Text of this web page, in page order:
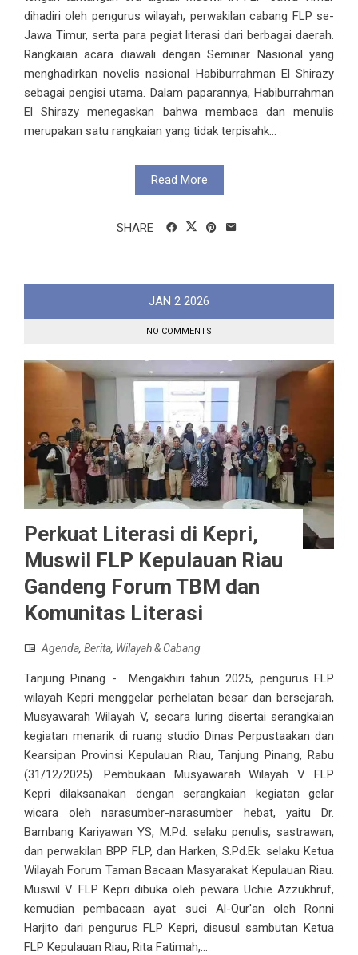
dihadiri oleh pengurus wilayah, perwakilan cabang FLP se-
Jawa Timur, serta para pegiat literasi dari berbagai daerah.
Rangkaian acara diawali dengan Seminar Nasional yang
menghadirkan novelis nasional Habiburrahman El Shirazy
sebagai pengisi utama. Dalam paparannya, Habiburrahman
El Shirazy menegaskan bahwa membaca dan menulis
merupakan satu rangkaian yang tidak terpisahk...
Read More
SHARE
JAN 2 2026
NO COMMENTS
Perkuat Literasi di Kepri,
Muswil FLP Kepulauan Riau
Gandeng Forum TBM dan
Komunitas Literasi
Agenda, Berita, Wilayah & Cabang
Tanjung Pinang - Mengakhiri tahun 2025, pengurus FLP
wilayah Kepri menggelar perhelatan besar dan bersejarah,
Musyawarah Wilayah V, secara luring disertai serangkaian
kegiatan menarik di ruang studio Dinas Perpustaakan dan
Kearsipan Provinsi Kepulauan Riau, Tanjung Pinang, Rabu
(31/12/2025). Pembukaan Musyawarah Wilayah V FLP
Kepri dilaksanakan dengan serangkaian kegiatan gelar
wicara oleh narasumber-narasumber hebat, yaitu Dr.
Bambang Kariyawan YS, M.Pd. selaku penulis, sastrawan,
dan perwakilan BPP FLP, dan Harken, S.Pd.Ek. selaku Ketua
Wilayah Forum Taman Bacaan Masyarakat Kepulauan Riau.
Muswil V FLP Kepri dibuka oleh pewara Uchie Azzukhruf,
kemudian pembacaan ayat suci Al-Qur'an oleh Ronni
Harjito dari pengurus FLP Kepri, disusul sambutan Ketua
FLP Kepulauan Riau, Rita Fatimah,...